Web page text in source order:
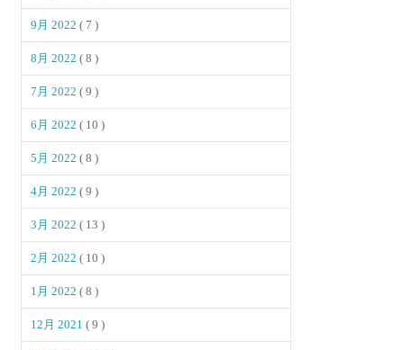
9月 2022( 7 )
8月 2022( 8 )
7月 2022( 9 )
6月 2022( 10 )
5月 2022( 8 )
4月 2022( 9 )
3月 2022( 13 )
2月 2022( 10 )
1月 2022( 8 )
12月 2021( 9 )